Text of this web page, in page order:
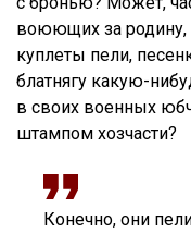
воюющих за родину,
куплеты пели,
блатнягу какую-
в своих военных
штампом хозчасти?
Конечно, они